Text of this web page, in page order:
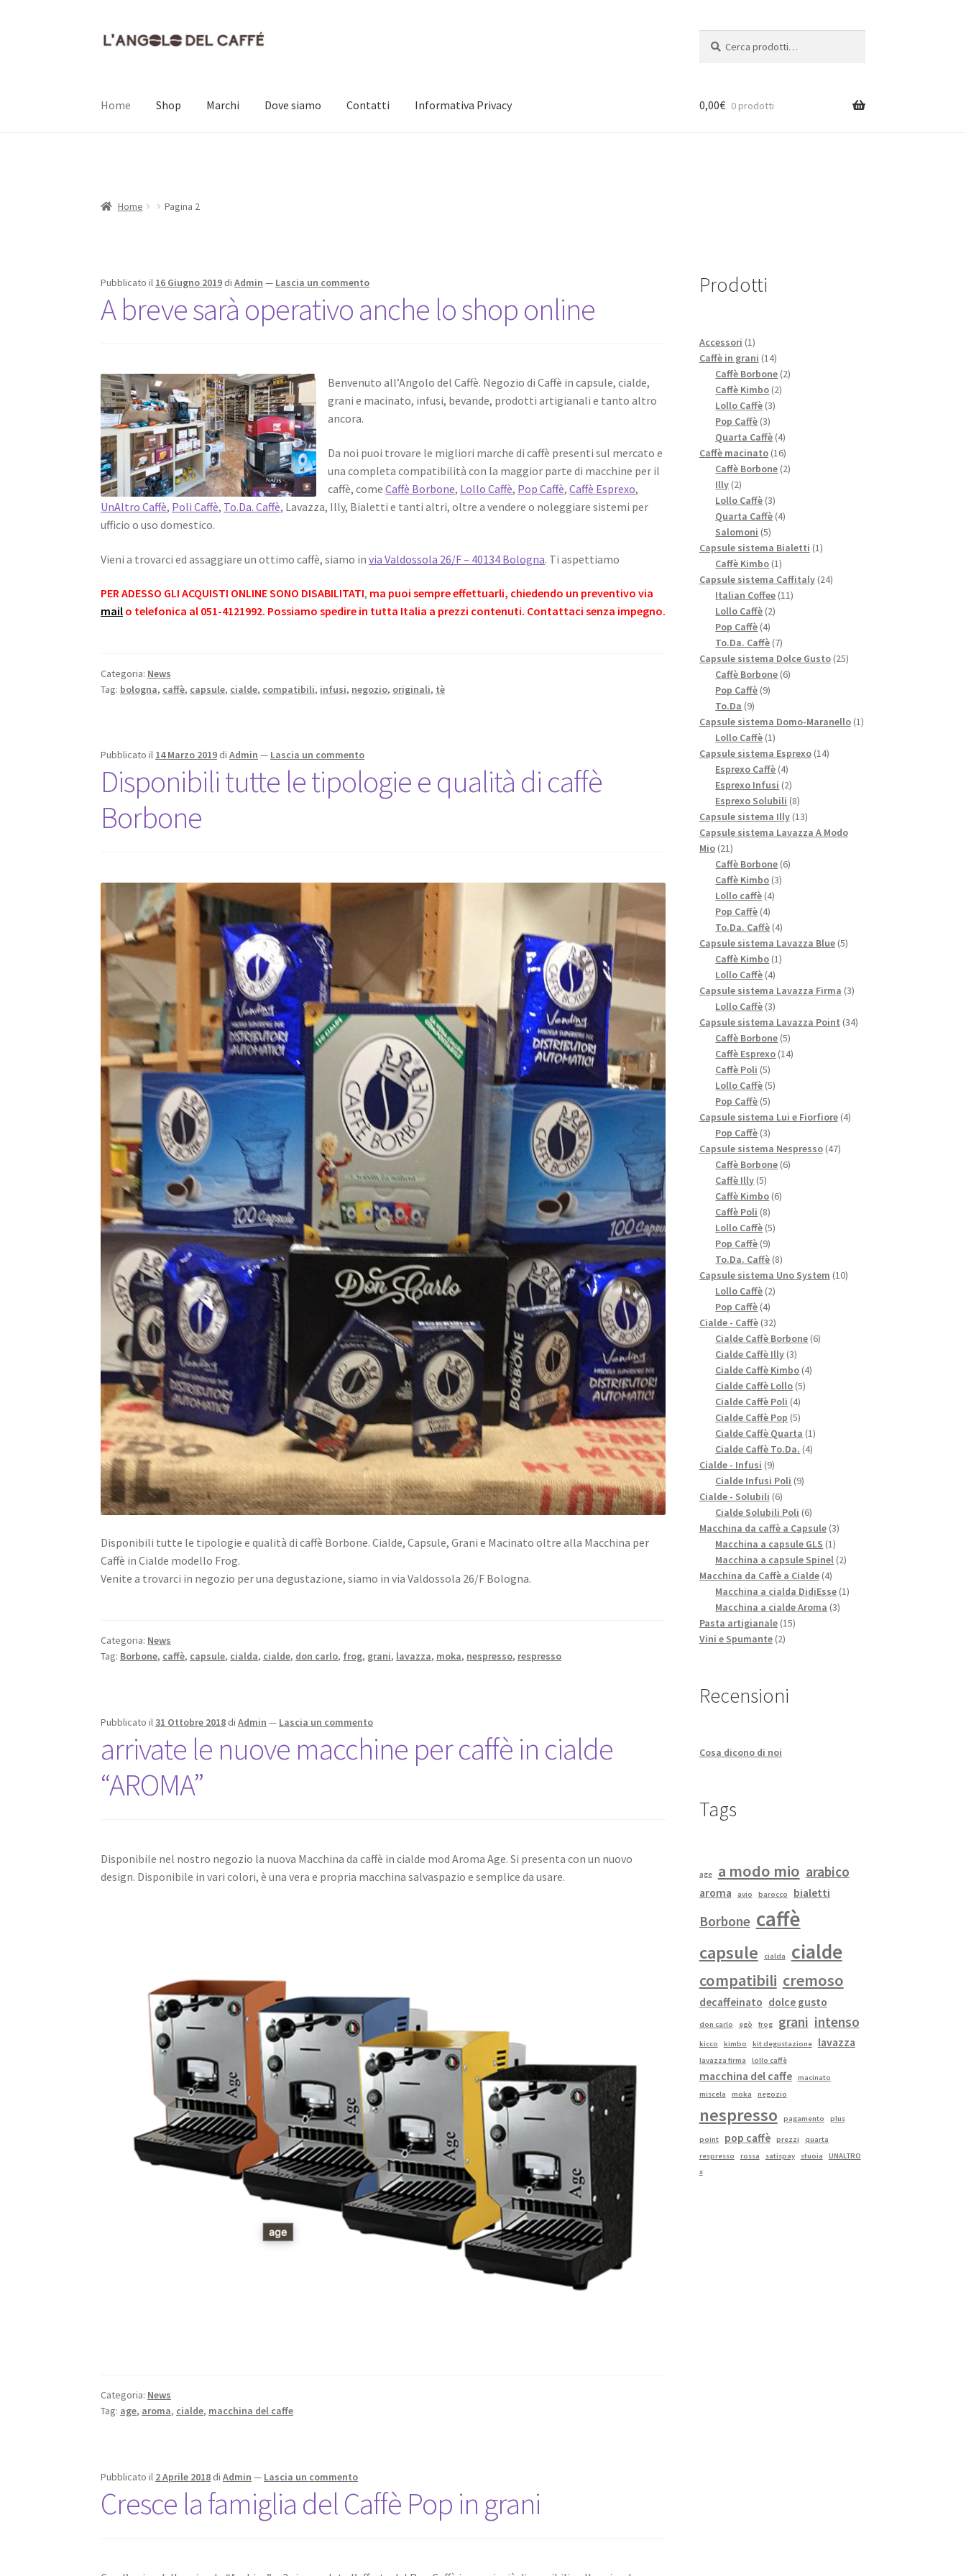
Vai
Vai
Home Shop Marchi Dove siamo Contatti Informativa Privacy 0,00€ 0 prodotti
Home Pagina 2
Pubblicato il 16 Giugno 2019 diAdmin — Lascia un commento
A breve sarà operativo anche lo shop online
Benvenuto all’Angolo del Caffè. Negozio di Caffè in capsule, cialde,
grani e macinato, infusi, bevande, prodotti artigianali e tanto altro
ancora.
Da noi puoi trovare le migliori marche di caffè presenti sul mercato e
una completa compatibilità con la maggior parte di macchine per il
caffè, comeCaffè Borbone, Lollo Caffè, Pop Caffè,Caffè Esprexo,
UnAltro Caffè, Poli Caffè, To.Da. Caffè, Lavazza, Illy, Bialetti e tanti altri, oltre a vendere o noleggiare sistemi per
ufficio o uso domestico.
Vieni a trovarci ed assaggiare un ottimo caffè, siamo invia Valdossola 26/F – 40134 Bologna. Ti aspettiamo
PER ADESSO GLI ACQUISTI ONLINE SONO DISABILITATI, ma puoi sempre effettuarli, chiedendo un preventivo via
mail o telefonica al 051-4121992. Possiamo spedire in tutta Italia a prezzi contenuti. Contattaci senza impegno.
Categoria: News
Tag: bologna, caffè, capsule, cialde, compatibili, infusi, negozio, originali, tè
Pubblicato il 14 Marzo 2019 diAdmin — Lascia un commento
Disponibili tutte le tipologie e qualità di caffè
Borbone
Disponibili tutte le tipologie e qualità di caffè Borbone. Cialde, Capsule, Grani e Macinato oltre alla Macchina per
Caffè in Cialde modello Frog.
Venite a trovarci in negozio per una degustazione, siamo in via Valdossola 26/F Bologna.
Categoria: News
Tag: Borbone, caffè, capsule, cialda, cialde, don carlo, frog, grani, lavazza, moka, nespresso, respresso
Pubblicato il 31 Ottobre 2018 diAdmin — Lascia un commento
arrivate le nuove macchine per caffè in cialde
“AROMA”
Disponibile nel nostro negozio la nuova Macchina da caffè in cialde mod Aroma Age. Si presenta con un nuovo
design. Disponibile in vari colori, è una vera e propria macchina salvaspazio e semplice da usare.
Categoria: News
Tag: age, aroma, cialde, macchina del caffe
Pubblicato il 2 Aprile 2018 diAdmin — Lascia un commento
Cresce la famiglia del Caffè Pop in grani
Prodotti
Accessori 11
prodotto
Caffè in grani 1414
prodotti
Caffè Borbone 22
Caffè Kimbo 22
Lollo Caffè 33
Pop Caffè 33
prodotti
Quarta Caffè 44
prodotti
Caffè macinato 1616
prodotti
Caffè Borbone 22
Illy 22
prodotti
Lollo Caffè 33
prodotti
Quarta Caffè 44
Salomoni 55
prodotti
Capsule sistema Bialetti 11
Caffè Kimbo 11
prodotto
Capsule sistema Caffitaly 2424
Italian Coffee 1111
Lollo Caffè 22
Pop Caffè 44
prodotti
To.Da. Caffè 77
prodotti
Capsule sistema Dolce Gusto 2525
Caffè Borbone 66
Pop Caffè 99
To.Da 99
prodotti
Capsule sistema Domo-Maranello 11
Lollo Caffè 11
prodotto
Capsule sistema Esprexo 1414
Esprexo Caffè 44
prodotti
Esprexo Infusi 22
prodotti
Esprexo Solubili 88
prodotti
Capsule sistema Illy 1313
prodotti
Capsule sistema Lavazza A Modo
Mio 2121
prodotti
Caffè Borbone 66
Caffè Kimbo 33
Lollo caffè 44
Pop Caffè 44
prodotti
To.Da. Caffè 44
prodotti
Capsule sistema Lavazza Blue 55
Caffè Kimbo 11
Lollo Caffè 44
prodotti
Capsule sistema Lavazza Firma 33
Lollo Caffè 33
prodotti
Capsule sistema Lavazza Point 3434
Caffè Borbone 55
prodotti
Caffè Esprexo 1414
Caffè Poli 55
prodotti
Lollo Caffè 55
Pop Caffè 55
prodotti
Capsule sistema Lui e Fiorfiore 44
Pop Caffè 33
prodotti
Capsule sistema Nespresso 4747
Caffè Borbone 66
Caffè Illy 55
prodotti
Caffè Kimbo 66
Caffè Poli 88
prodotti
Lollo Caffè 55
Pop Caffè 99
prodotti
To.Da. Caffè 88
prodotti
Capsule sistema Uno System 1010
Lollo Caffè 22
Pop Caffè 44
prodotti
Cialde - Caffè 3232
prodotti
Cialde Caffè Borbone 66
Cialde Caffè Illy 33
prodotti
Cialde Caffè Kimbo 44
Cialde Caffè Lollo 55
Cialde Caffè Poli 44
prodotti
Cialde Caffè Pop 55
prodotti
Cialde Caffè Quarta 11
Cialde Caffè To.Da. 44
Cialde - Infusi 99
prodotti
Cialde Infusi Poli 99
Cialde - Solubili 66
prodotti
Cialde Solubili Poli 66
prodotti
Macchina da caffè a Capsule 33
Macchina a capsule GLS 11
prodotto
Macchina a capsule Spinel 22
Macchina da Caffè a Cialde 44
prodotti
Macchina a cialda DidiEsse 11
Macchina a cialde Aroma 33
Pasta artigianale 1515
Vini e Spumante 22
Recensioni
Cosa dicono di noi
Tags
age a modo mio arabico
aroma avio barocco bialetti
Borbone caffè
capsule cialda cialde
compatibili cremoso
decaffeinato dolce gusto
don carlo egò frog grani intenso
kicco kimbo kit degustazione lavazza
lavazza firma lollo caffè
macchina del caffe
macinato
miscela
moka negozio
nespresso pagamento plus
point pop caffè prezzi
quarta
respresso
rossa satispay stuoia
UNALTRO
x